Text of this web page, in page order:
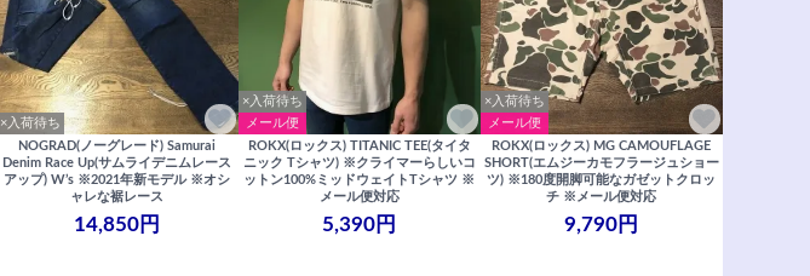
×入荷待ち
NOGRAD(ノーグレード) Samurai
Denim Race Up(サムライデニムレース
アップ) W’s ※2021年新モデル ※オシ
ャレな裾レース
14,850円
×入荷待ち
メール便
ROKX(ロックス) TITANIC TEE(タイタ
ニック Tシャツ) ※クライマーらしいコ
ットン100%ミッドウェイトTシャツ ※
メール便対応
5,390円
×入荷待ち
メール便
ROKX(ロックス) MG CAMOUFLAGE
SHORT(エムジーカモフラージュショー
ツ) ※180度開脚可能なガゼットクロッ
チ ※メール便対応
9,790円